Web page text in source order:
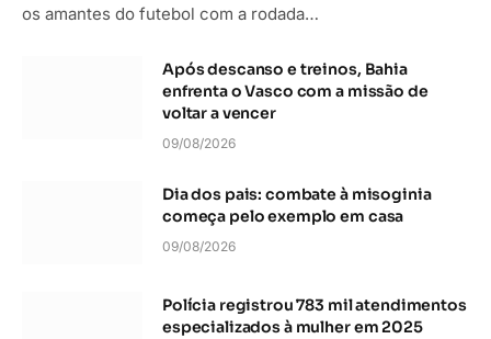
os amantes do futebol com a rodada…
Após descanso e treinos, Bahia
enfrenta o Vasco com a missão de
voltar a vencer
09/08/2026
Dia dos pais: combate à misoginia
começa pelo exemplo em casa
09/08/2026
Polícia registrou 783 mil atendimentos
especializados à mulher em 2025